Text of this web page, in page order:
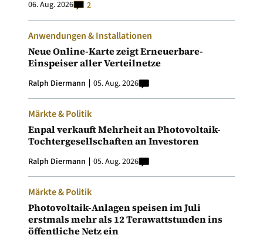
06. Aug. 2026 2
Anwendungen & Installationen
Neue Online-Karte zeigt Erneuerbare-
Einspeiser aller Verteilnetze
Ralph Diermann 05. Aug. 2026
Märkte & Politik
Enpal verkauft Mehrheit an Photovoltaik-
Tochtergesellschaften an Investoren
Ralph Diermann 05. Aug. 2026
Märkte & Politik
Photovoltaik-Anlagen speisen im Juli
erstmals mehr als 12 Terawattstunden ins
öffentliche Netz ein